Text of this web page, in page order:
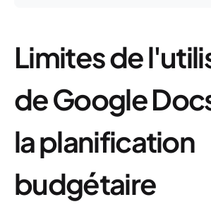
Limites de
de Google
la planification
budgétaire